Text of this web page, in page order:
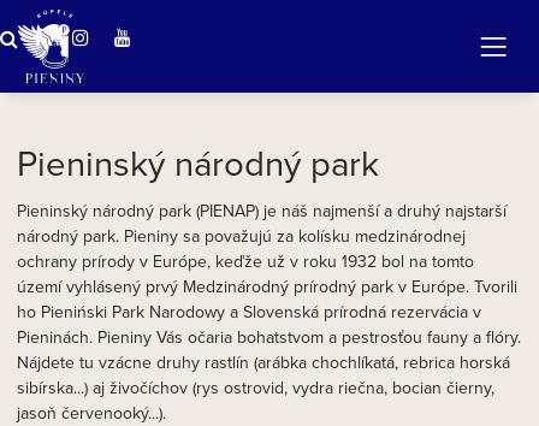
Zázračná voda v Pieninách
Pieninský národný park
Pieninský národný park (PIENAP) je náš najmenší a druhý najstarší
národný park. Pieniny sa považujú za kolísku medzinárodnej
ochrany prírody v Európe, keďže už v roku 1932 bol na tomto
území vyhlásený prvý Medzinárodný prírodný park v Európe. Tvorili
ho Pieniński Park Narodowy a Slovenská prírodná rezervácia v
Pieninách. Pieniny Vás očaria bohatstvom a pestrosťou fauny a flóry.
Nájdete tu vzácne druhy rastlín (arábka chochlíkatá, rebrica horská
sibírska...) aj živočíchov (rys ostrovid, vydra riečna, bocian čierny,
jasoň červenooký...).